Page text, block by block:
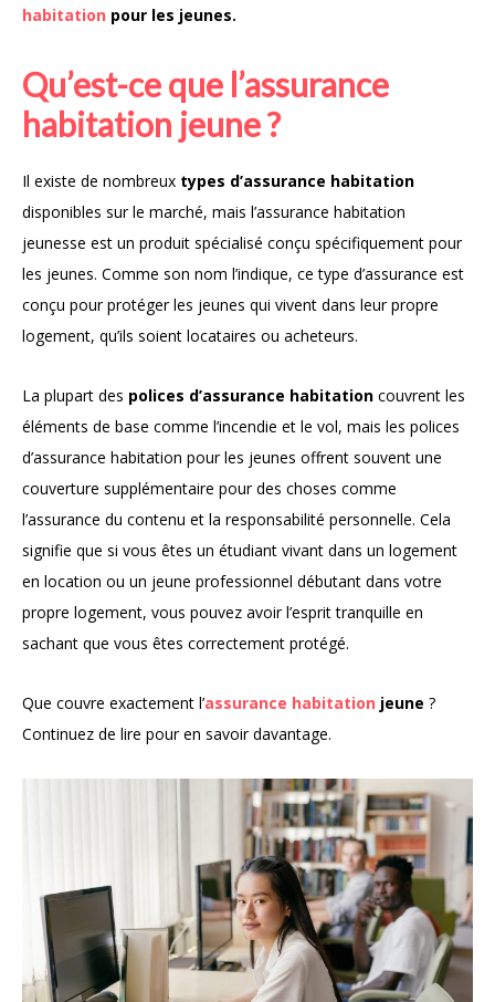
habitation pour les jeunes.
Qu’est-ce que l’assurance
habitation jeune ?
Il existe de nombreux types d’assurance habitation
disponibles sur le marché, mais l’assurance habitation
jeunesse est un produit spécialisé conçu spécifiquement pour
les jeunes. Comme son nom l’indique, ce type d’assurance est
conçu pour protéger les jeunes qui vivent dans leur propre
logement, qu’ils soient locataires ou acheteurs.
La plupart des polices d’assurance habitation couvrent les
éléments de base comme l’incendie et le vol, mais les polices
d’assurance habitation pour les jeunes offrent souvent une
couverture supplémentaire pour des choses comme
l’assurance du contenu et la responsabilité personnelle. Cela
signifie que si vous êtes un étudiant vivant dans un logement
en location ou un jeune professionnel débutant dans votre
propre logement, vous pouvez avoir l’esprit tranquille en
sachant que vous êtes correctement protégé.
Que couvre exactement l’assurance habitation jeune ?
Continuez de lire pour en savoir davantage.